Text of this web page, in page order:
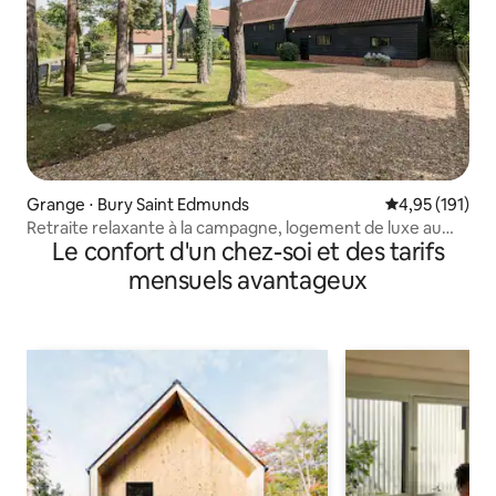
Grange ⋅ Bury Saint Edmunds Évaluation
4,95 (191)
Retraite relaxante à la campagne, logement de luxe au
rez-de-chaussée
Le confort d'un chez-soi et des tarifs
mensuels avantageux